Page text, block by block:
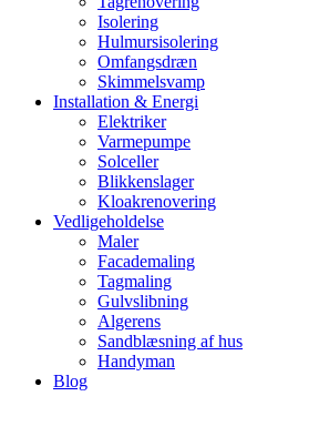
Isolering
Hulmursisolering
Omfangsdræn
Skimmelsvamp
Installation & Energi
Elektriker
Varmepumpe
Solceller
Blikkenslager
Kloakrenovering
Vedligeholdelse
Maler
Facademaling
Tagmaling
Gulvslibning
Algerens
Sandblæsning af hus
Handyman
Blog